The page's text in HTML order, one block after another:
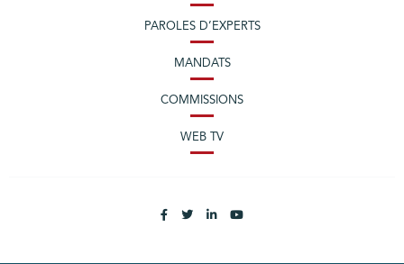
PAROLES D’EXPERTS
MANDATS
COMMISSIONS
WEB TV